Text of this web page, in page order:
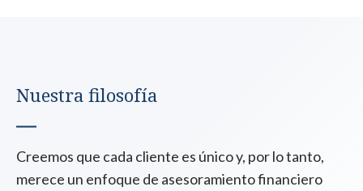
Nuestra filosofía
Creemos que cada cliente es único y, por lo tanto,
merece un enfoque de asesoramiento financiero